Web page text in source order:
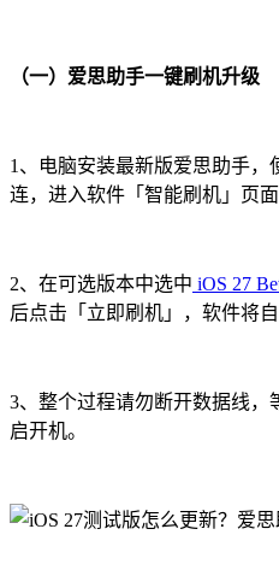
（一）爱思助手一键刷机升级
1、电脑安装最新版爱思助手，
连，进入软件「智能刷机」页
2、在可选版本中选中 iOS 27
后点击「立即刷机」，软件将
3、整个过程请勿断开数据线
启开机。